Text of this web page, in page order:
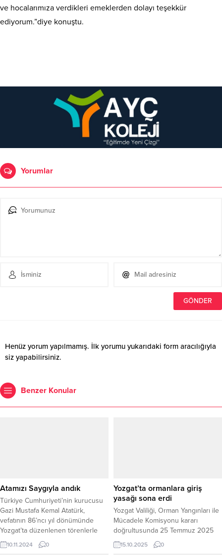
ve hocalarımıza verdikleri emeklerden dolayı teşekkür
ediyorum.”diye konuştu.
Yorumlar
Henüz yorum yapılmamış. İlk yorumu yukarıdaki form aracılığıyla
siz yapabilirsiniz.
Benzer Konular
Atamızı Saygıyla andık
Türkiye Cumhuriyeti’nin kurucusu
Gazi Mustafa Kemal Atatürk,
vefatının 86’ncı yıl dönümünde
Yozgat’ta düzenlenen törenlerle
anıldı.10.11.2024 0
Yozgat’ta ormanlara giriş
yasağı sona erdi
Yozgat Valiliği, Orman Yangınları ile
Mücadele Komisyonu kararı
doğrultusunda 25 Temmuz 2025
tarihinde başlayan ormanlara giriş
yasağının, 15 Ekim 2025 tarihi
15.10.2025 0